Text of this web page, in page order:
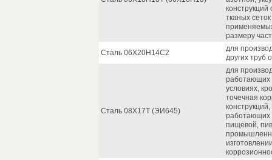
тканых
размеру
Сталь 06Х20Н14С2
для
других труб
Сталь 08Х17Т (ЭИ645)
для
работающих
условиях,
точечная
работающих
пищевой,